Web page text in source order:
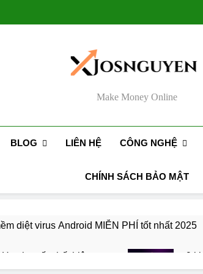
Make Money Online
BLOG LIÊN HỆ CÔNG NGHỆ
CHÍNH SÁCH BẢO MẬT
diệt virus Android MIỄN PHÍ tốt nhất 2025
tốt nhất hiện nay 9
2